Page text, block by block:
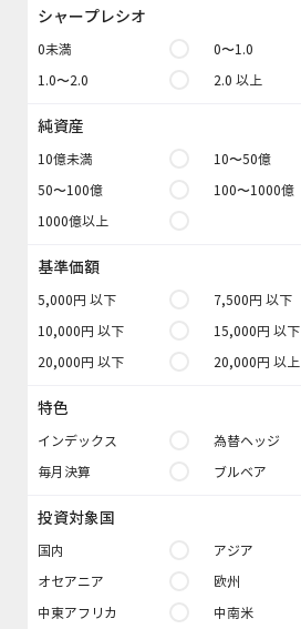
シャープレシオ
0未満 0〜1.0
1.0〜2.0 2.0 以上
純資産
10億未満 10〜50億
50〜100億 100〜1000億
1000億以上
基準価額
5,000円 以下 7,500円 以下
10,000円 以下 15,000円 以下
20,000円 以下 20,000円 以上
特色
インデックス 為替ヘッジ
毎月決算 ブルベア
投資対象国
国内 アジア
オセアニア 欧州
中東アフリカ 中南米